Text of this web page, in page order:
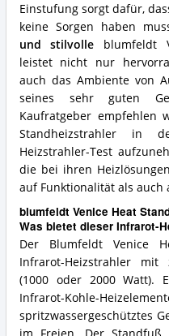
Einstufung sorgt dafür,
keine Sorgen haben
und stilvolle blumfeldt
leistet nicht nur
auch das Ambiente von
seines sehr guten
Kaufratgeber empfehlen
Standheizstrahler in
Heizstrahler-Test
die bei ihren
auf Funktionalität als auch
blumfeldt Venice Heat
Was bietet dieser Infrarot-
Der Blumfeldt Venice
Infrarot-Heizstrahler mit
(1000 oder 2000 Watt).
Infrarot-Kohle-
spritzwassergeschütztes